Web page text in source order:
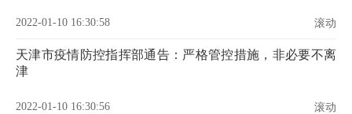
2022-01-10 16:30:58 滚动
天津市疫情防控指挥部通告：严格管控措施，非必要不离
津
2022-01-10 16:30:56 滚动